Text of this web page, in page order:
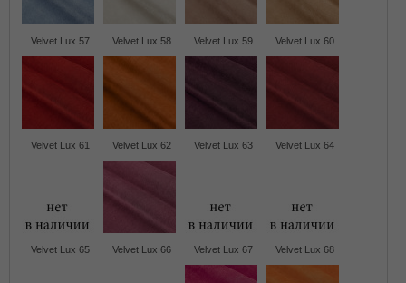
Velvet Lux 57 Velvet Lux 58 Velvet Lux 59 Velvet Lux 60
Velvet Lux 61 Velvet Lux 62 Velvet Lux 63 Velvet Lux 64
Velvet Lux 65 Velvet Lux 66 Velvet Lux 67 Velvet Lux 68